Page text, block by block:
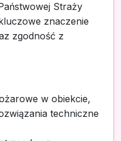
Straży
znaczenie
zgodność z
w obiekcie,
techniczne